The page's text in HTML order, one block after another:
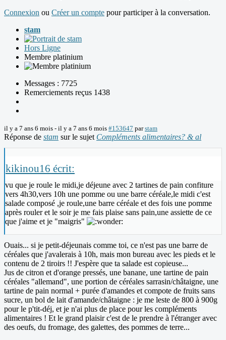
Connexion ou Créer un compte pour participer à la conversation.
stam
Hors Ligne
Membre platinium
Messages : 7725
Remerciements reçus 1438
il y a 7 ans 6 mois - il y a 7 ans 6 mois #153647 parstam
Réponse de stam sur le sujet Compléments alimentaires? & al
kikinou16 écrit:
vu que je roule le midi,je déjeune avec 2 tartines de pain confiture
vers 4h30,vers 10h une pomme ou une barre céréale,le midi c'est
salade composé ,je roule,une barre céréale et des fois une pomme
après rouler et le soir je me fais plaise sans pain,une assiette de ce
que j'aime et je "maigris"
Ouais... si je petit-déjeunais comme toi, ce n'est pas une barre de
céréales que j'avalerais à 10h, mais mon bureau avec les pieds et le
contenu de 2 tiroirs !! J'espère que ta salade est copieuse...
Jus de citron et d'orange pressés, une banane, une tartine de pain
céréales "allemand", une portion de céréales sarrasin/châtaigne, une
tartine de pain normal + purée d'amandes et compote de fruits sans
sucre, un bol de lait d'amande/châtaigne : je me leste de 800 à 900g
pour le p'tit-déj, et je n'ai plus de place pour les compléments
alimentaires ! Et le grand plaisir c'est de le prendre à l'étranger avec
des oeufs, du fromage, des galettes, des pommes de terre...